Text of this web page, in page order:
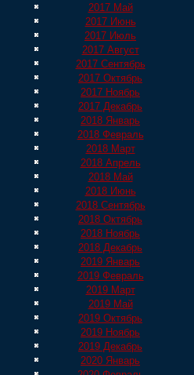
2017 Май
2017 Июнь
2017 Июль
2017 Август
2017 Сентябрь
2017 Октябрь
2017 Ноябрь
2017 Декабрь
2018 Январь
2018 Февраль
2018 Март
2018 Апрель
2018 Май
2018 Июнь
2018 Сентябрь
2018 Октябрь
2018 Ноябрь
2018 Декабрь
2019 Январь
2019 Февраль
2019 Март
2019 Май
2019 Октябрь
2019 Ноябрь
2019 Декабрь
2020 Январь